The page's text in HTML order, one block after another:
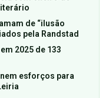
de “ilusão
pela Randstad
2025 de 133
esforços para